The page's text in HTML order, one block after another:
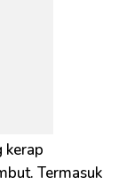
kerap
Termasuk